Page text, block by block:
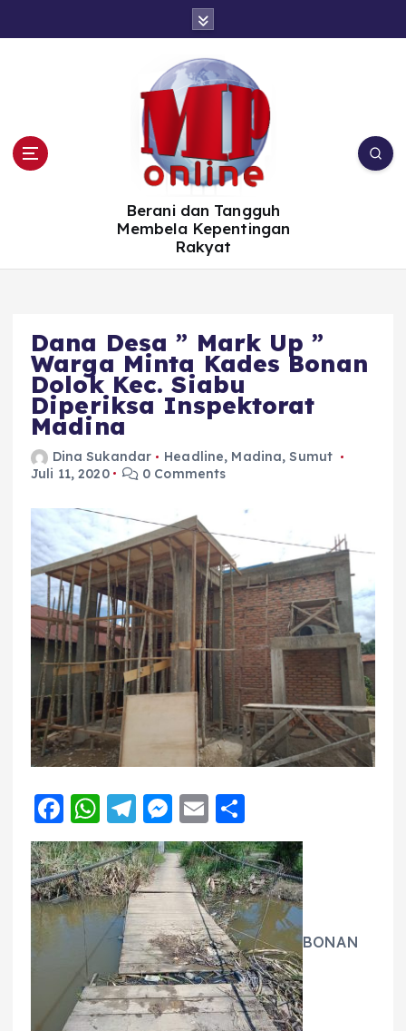
Berani dan Tangguh
Membela Kepentingan
Rakyat
Dana Desa ” Mark Up ”
Warga Minta Kades Bonan
Dolok Kec. Siabu
Diperiksa Inspektorat
Madina
Dina Sukandar Headline, Madina,Sumut
Juli 11, 2020
0 Comments
F
a
c
e
b
o
k
W
h
a
ts
A
p
p
T
el
e
g
r
a
m
M
e
ss
e
n
g
er
E
m
ai
l
h
a
re
BONAN